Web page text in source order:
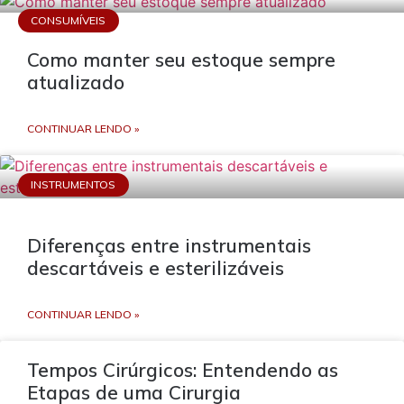
CONSUMÍVEIS
Como manter seu estoque sempre
atualizado
CONTINUAR LENDO »
INSTRUMENTOS
Diferenças entre instrumentais
descartáveis e esterilizáveis
CONTINUAR LENDO »
Tempos Cirúrgicos: Entendendo as
Etapas de uma Cirurgia